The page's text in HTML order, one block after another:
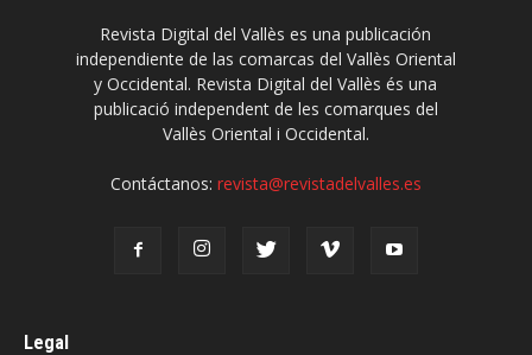
Revista Digital del Vallès es una publicación
independiente de las comarcas del Vallès Oriental
y Occidental. Revista Digital del Vallès és una
publicació independent de les comarques del
Vallès Oriental i Occidental.
Contáctanos: revista@revistadelvalles.es
Legal